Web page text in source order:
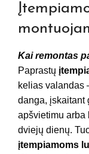
Kai remontas
Paprastų
kelias valandas
danga, įskaitant
apšvietimu arba
dviejų dienų.
įtempiamoms